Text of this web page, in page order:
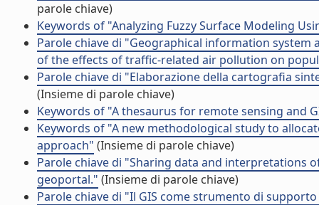
parole chiave)
Keywords of "Analyzing Fuzzy Surface Modeling
Parole chiave di "Geographical information
of the effects of traffic-related air pollution on
Parole chiave di "Elaborazione della cartografia
(Insieme di parole chiave)
Keywords of "A thesaurus for remote sensing and
Keywords of "A new methodological study to
approach" (Insieme di parole chiave)
Parole chiave di "Sharing data and interpretations
geoportal." (Insieme di parole chiave)
Parole chiave di "Il GIS come strumento di